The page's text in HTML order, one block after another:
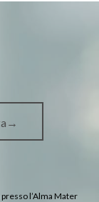
l’Alma Mater